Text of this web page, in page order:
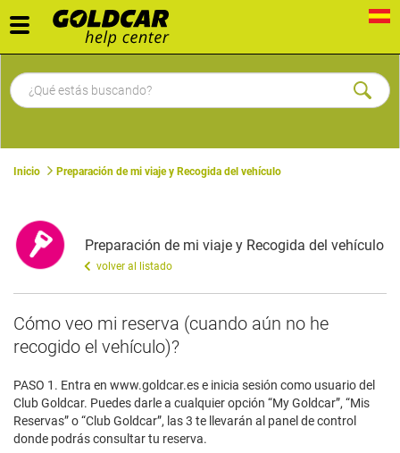
Toggle
navigation
Inicio Preparación de mi viaje y Recogida del vehículo
Preparación de mi viaje y Recogida del vehículo
volver al listado
Cómo veo mi reserva (cuando aún no he
recogido el vehículo)?
PASO 1. Entra en www.goldcar.es e inicia sesión como usuario del
Club Goldcar. Puedes darle a cualquier opción “My Goldcar”, “Mis
Reservas” o “Club Goldcar”, las 3 te llevarán al panel de control
donde podrás consultar tu reserva.